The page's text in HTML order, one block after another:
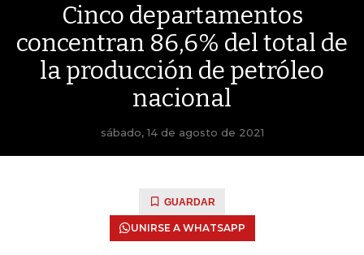
Cinco departamentos
concentran 86,6% del total de
la producción de petróleo
nacional
sábado, 14 de agosto de 2021
GUARDAR
UNIRSE A WHATSAPP